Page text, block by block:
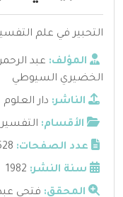
التحبير في علم
المؤلف: عبد
الخضيري السيوطي
الناشر: دار العلوم
الأقسام:
عدد الصفحات:
سنة النشر: 1982
المحقق: فتحي